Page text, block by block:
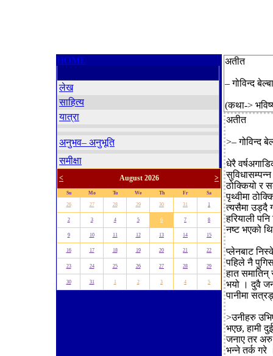
HOME
लेख
साहित्य
यात्रा
अनुभव– अनुभूति
समीक्षा
< August 2026 >
Su Mo Tu We Th Fr Sa
26 27 28 29 30 31 1
2 3 4 5 6 7 8
9 10 11 12 13 14 15
16 17 18 19 20 21 22
23 24 25 26 27 28 29
30 31 1 2 3 4 5
अतीत
– गोविन्द
(कथा->
अतीत
>– गोविन्द
धेरै
ठोक्कियो र
पृथ्वीमा
त्यसैमा उड्दै
हरियाली
नष्ट भएको
प्लेनबाट
पहिले नै
हात समातिन्
भयो । दुवै
पानीमा
>उनीहरु
भएछ, हामी
जनाए तर
भन्ने तर्क गरे